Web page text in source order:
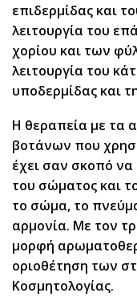
επιδερμίδας και
λειτουργία του
χορίου και των
λειτουργία του
υποδερμίδας και
Η θεραπεία με τα
βοτάνων που
έχει σαν σκοπό να
του σώματος και
το σώμα, το
αρμονία. Με τον
μορφή
οριοθέτηση των
Κοσμητολογίας.